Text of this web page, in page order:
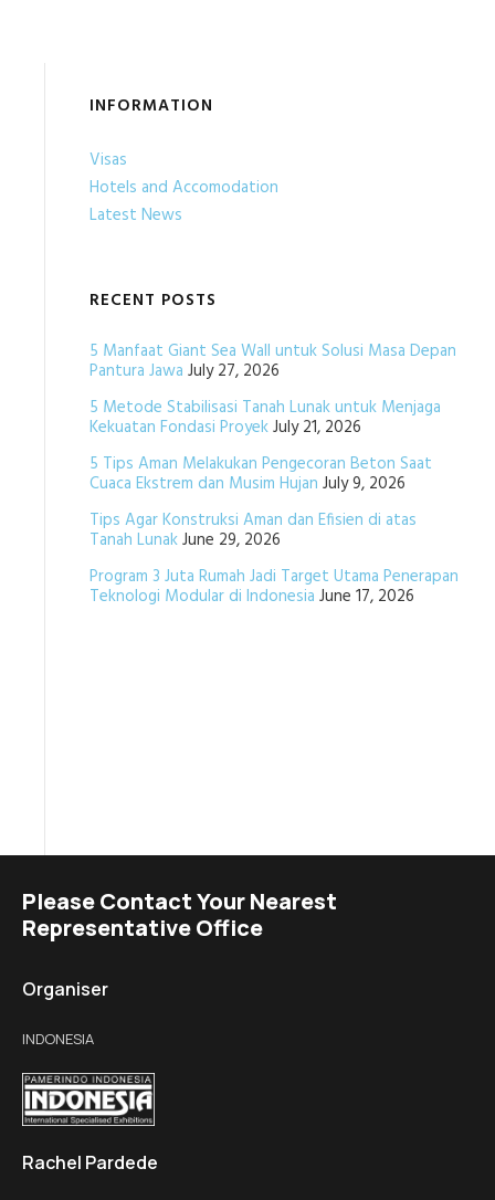
INFORMATION
Visas
Hotels and Accomodation
Latest News
RECENT POSTS
5 Manfaat Giant Sea Wall untuk Solusi Masa Depan
Pantura Jawa July 27, 2026
5 Metode Stabilisasi Tanah Lunak untuk Menjaga
Kekuatan Fondasi ProyekJuly 21, 2026
5 Tips Aman Melakukan Pengecoran Beton Saat
Cuaca Ekstrem dan Musim Hujan July 9, 2026
Tips Agar Konstruksi Aman dan Efisien di atas
Tanah LunakJune 29, 2026
Program 3 Juta Rumah Jadi Target Utama Penerapan
Teknologi Modular di Indonesia June 17, 2026
Please Contact Your Nearest
Representative Office
Organiser
INDONESIA
Rachel Pardede